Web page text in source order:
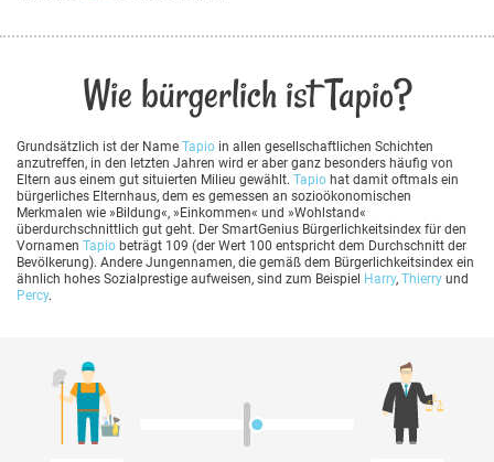
Wie bürgerlich ist Tapio?
Grundsätzlich ist der Name Tapio in allen gesellschaftlichen Schichten
anzutreffen, in den letzten Jahren wird er aber ganz besonders häufig von
Eltern aus einem gut situierten Milieu gewählt. Tapio hat damit oftmals ein
bürgerliches Elternhaus, dem es gemessen an sozioökonomischen
Merkmalen wie »Bildung«, »Einkommen« und »Wohlstand«
überdurchschnittlich gut geht. Der SmartGenius Bürgerlichkeitsindex für den
Vornamen Tapio beträgt 109 (der Wert 100 entspricht dem Durchschnitt der
Bevölkerung). Andere Jungennamen, die gemäß dem Bürgerlichkeitsindex ein
ähnlich hohes Sozialprestige aufweisen, sind zum Beispiel Harry, Thierry und
Percy.